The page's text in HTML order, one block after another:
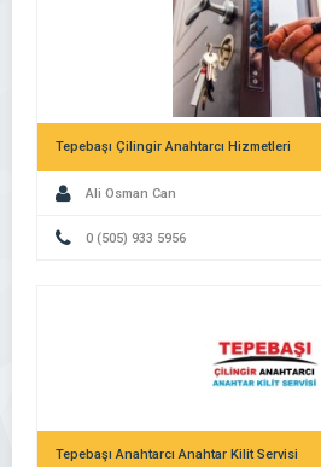
Tepebaşı Çilingir Anahtarcı Hizmetleri
Ali Osman Can
0 (505) 933 5956
Tepebaşı Anahtarcı Anahtar Kilit Servisi